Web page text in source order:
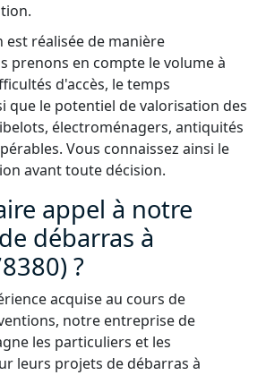
est réalisée de manière
prenons en compte le volume à
d'accès, le temps
que le potentiel de valorisation des
électroménagers, antiquités
Vous connaissez ainsi le
avant toute décision.
appel à notre
débarras à
?
acquise au cours de
notre entreprise de
les particuliers et les
leurs projets de débarras à